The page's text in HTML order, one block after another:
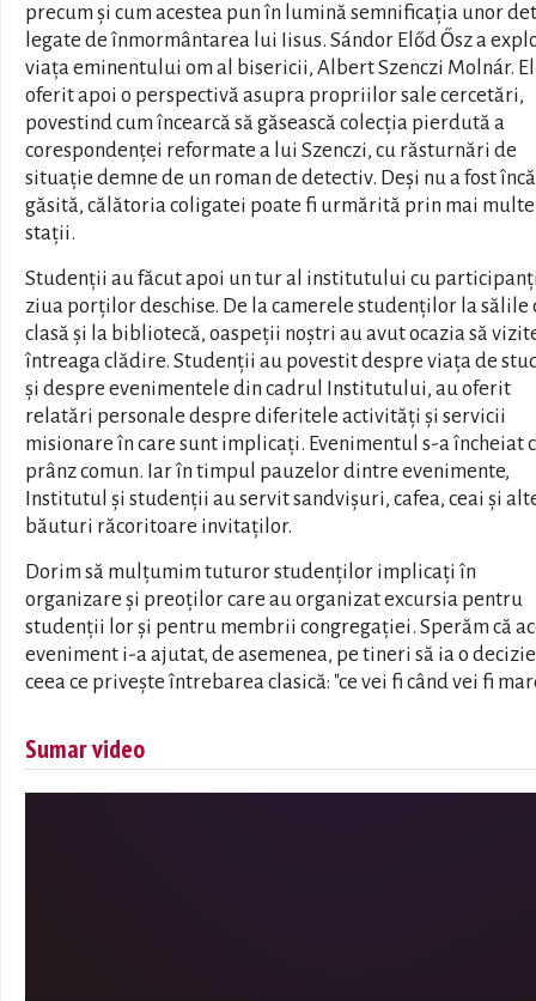
precum și cum acestea pun în lumină semnificația unor
legate de înmormântarea lui Iisus. Sándor Előd Ősz a
viața eminentului om al bisericii, Albert Szenczi Molnár.
oferit apoi o perspectivă asupra propriilor sale cercetări,
povestind cum încearcă să găsească colecția pierdută a
corespondenței reformate a lui Szenczi, cu răsturnări de
situație demne de un roman de detectiv. Deși nu a fost încă
găsită, călătoria coligatei poate fi urmărită prin mai multe
stații.
Studenții au făcut apoi un tur al institutului cu
ziua porților deschise. De la camerele studenților la sălile
clasă și la bibliotecă, oaspeții noștri au avut ocazia să
întreaga clădire. Studenții au povestit despre viața de
și despre evenimentele din cadrul Institutului, au oferit
relatări personale despre diferitele activități și servicii
misionare în care sunt implicați. Evenimentul s-a încheiat
prânz comun. Iar în timpul pauzelor dintre evenimente,
Institutul și studenții au servit sandvișuri, cafea, ceai și
băuturi răcoritoare invitaților.
Dorim să mulțumim tuturor studenților implicați în
organizare și preoților care au organizat excursia pentru
studenții lor și pentru membrii congregației. Sperăm că
eveniment i-a ajutat, de asemenea, pe tineri să ia o
ceea ce privește întrebarea clasică: "ce vei fi când vei fi
Sumar video